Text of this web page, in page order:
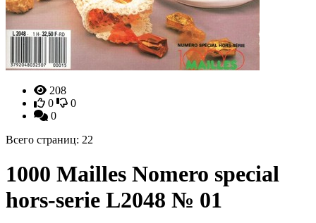
208
0
0
0
Всего страниц: 22
1000 Mailles Nomero special
hors-serie L2048 № 01